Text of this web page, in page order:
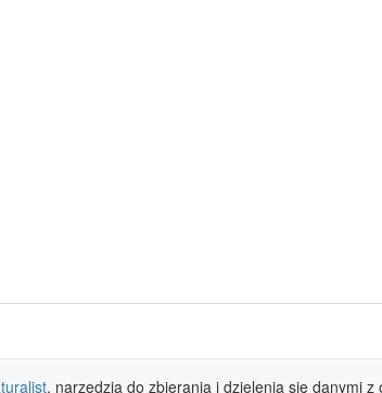
, narzędzia do zbierania i dzielenia się danymi